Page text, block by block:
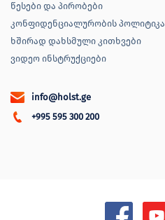
წესები და პირობები
კონფიდენციალურობის პოლიტიკა
ხშირად დახსმული კითხვები
ვიდეო ინსტრუქციები
info@holst.ge
+995 595 300 200